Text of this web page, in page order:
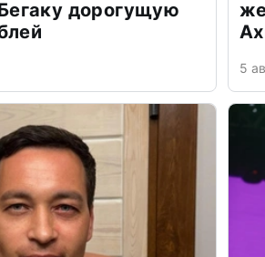
дорогущую
5